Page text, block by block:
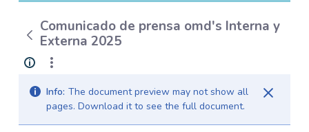
Comunicado de prensa omd's Interna y
Externa 2025
Info: The document preview may not show all
pages. Download it to see the full document.